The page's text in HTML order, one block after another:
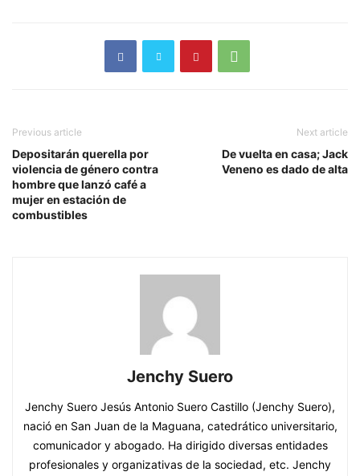
Previous article
Depositarán querella por
violencia de género contra
hombre que lanzó café a
mujer en estación de
combustibles
Next article
De vuelta en casa; Jack
Veneno es dado de alta
Jenchy Suero
Jenchy Suero Jesús Antonio Suero Castillo (Jenchy Suero),
nació en San Juan de la Maguana, catedrático universitario,
comunicador y abogado. Ha dirigido diversas entidades
profesionales y organizativas de la sociedad, etc. Jenchy